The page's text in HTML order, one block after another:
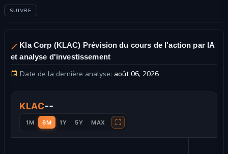
SUIVRE
Kla Corp (KLAC) Prévision du cours de l'action par IA
et analyse d'investissement
Date de la dernière analyse: août 06, 2026
KLAC--
1M 6M 1Y 5Y MAX ⛶